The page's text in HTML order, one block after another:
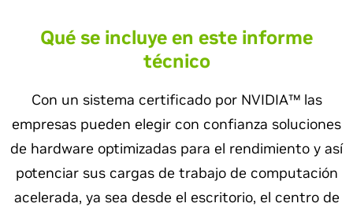
Qué se incluye en este informe
técnico
Con un sistema certificado por NVIDIA™ las
empresas pueden elegir con confianza soluciones
de hardware optimizadas para el rendimiento y así
potenciar sus cargas de trabajo de computación
acelerada, ya sea desde el escritorio, el centro de